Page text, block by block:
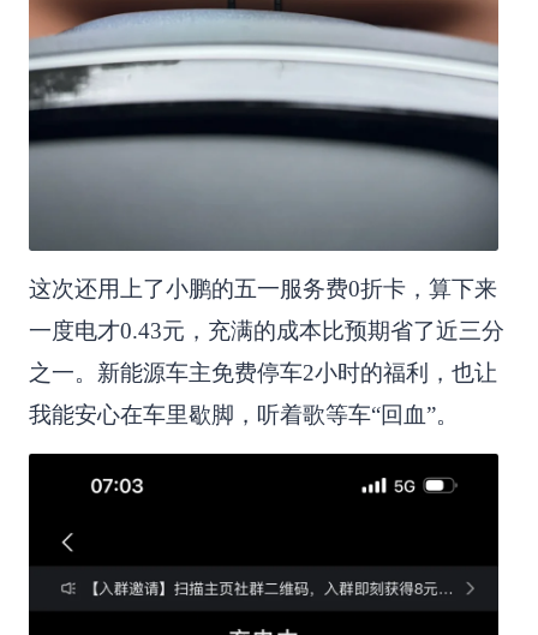
这次还用上了小鹏的五一服务费0折卡，算下来
一度电才0.43元，充满的成本比预期省了近三分
之一。新能源车主免费停车2小时的福利，也让
我能安心在车里歇脚，听着歌等车“回血”。